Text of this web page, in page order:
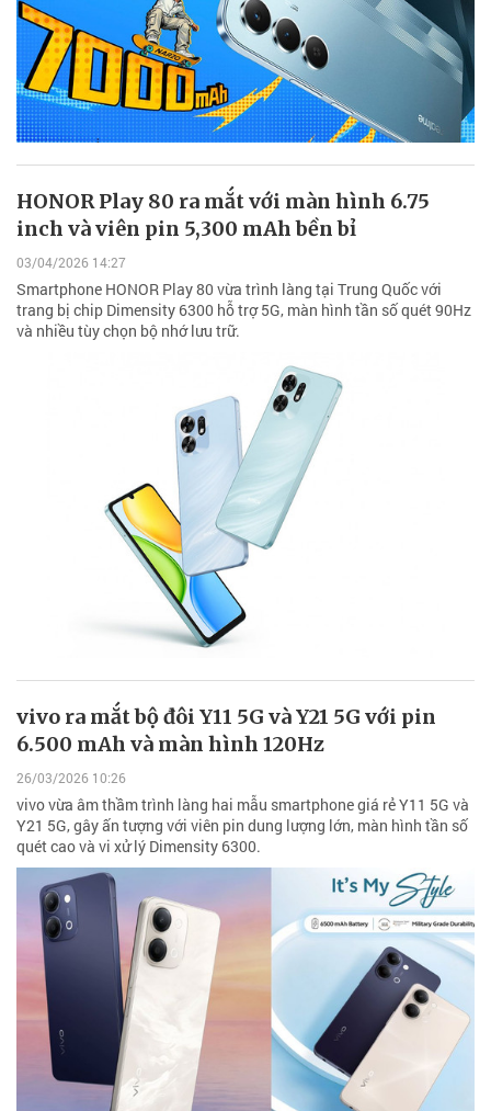
HONOR Play 80 ra mắt với màn hình 6.75
inch và viên pin 5,300 mAh bền bỉ
03/04/2026 14:27
Smartphone HONOR Play 80 vừa trình làng tại Trung Quốc với
trang bị chip Dimensity 6300 hỗ trợ 5G, màn hình tần số quét 90Hz
và nhiều tùy chọn bộ nhớ lưu trữ.
vivo ra mắt bộ đôi Y11 5G và Y21 5G với pin
6.500 mAh và màn hình 120Hz
26/03/2026 10:26
vivo vừa âm thầm trình làng hai mẫu smartphone giá rẻ Y11 5G và
Y21 5G, gây ấn tượng với viên pin dung lượng lớn, màn hình tần số
quét cao và vi xử lý Dimensity 6300.